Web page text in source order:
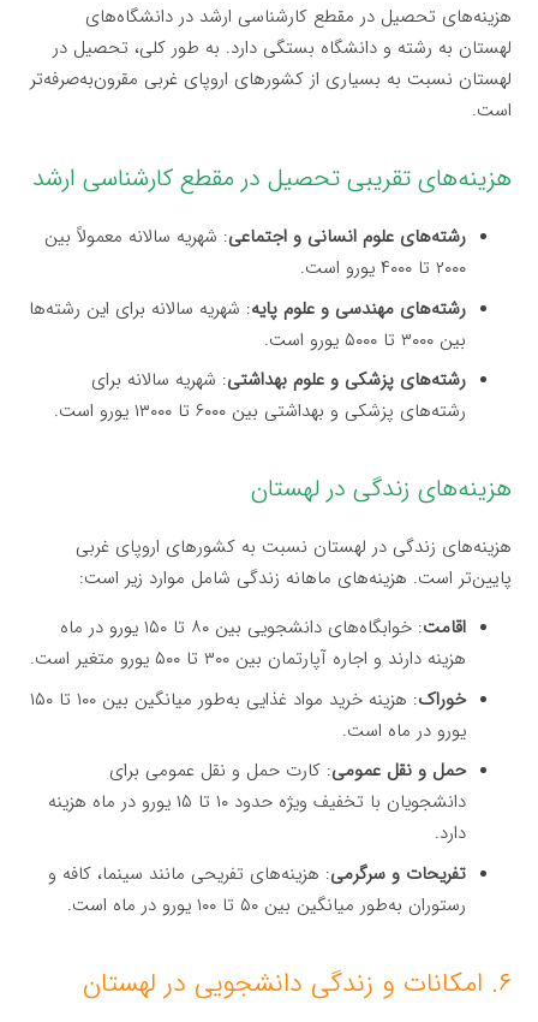
هزینه‌های تحصیل در مقطع کارشناسی ارشد در دانشگاه‌های
لهستان به رشته و دانشگاه بستگی دارد. به طور کلی، تحصیل در
لهستان نسبت به بسیاری از کشورهای اروپای غربی مقرون‌به‌صرفه‌تر
است.
هزینه‌های تقریبی تحصیل در مقطع کارشناسی ارشد
رشته‌های علوم انسانی و اجتماعی: شهریه سالانه معمولاً بین
۲۰۰۰ تا ۴۰۰۰ یورو است.
رشته‌های مهندسی و علوم پایه: شهریه سالانه برای این رشته‌ها
بین ۳۰۰۰ تا ۵۰۰۰ یورو است.
رشته‌های پزشکی و علوم بهداشتی: شهریه سالانه برای
رشته‌های پزشکی و بهداشتی بین ۶۰۰۰ تا ۱۳۰۰۰ یورو است.
هزینه‌های زندگی در لهستان
هزینه‌های زندگی در لهستان نسبت به کشورهای اروپای غربی
پایین‌تر است. هزینه‌های ماهانه زندگی شامل موارد زیر است:
اقامت
: خوابگاه‌های دانشجویی بین ۸۰ تا ۱۵۰ یورو در ماه
هزینه دارند و اجاره آپارتمان بین ۳۰۰ تا ۵۰۰ یورو متغیر است.
خوراک
: هزینه خرید مواد غذایی به‌طور میانگین بین ۱۰۰ تا ۱۵۰
یورو در ماه است.
حمل و نقل عمومی: کارت حمل و نقل عمومی برای
دانشجویان با تخفیف ویژه حدود ۱۰ تا ۱۵ یورو در ماه هزینه
دارد.
تفریحات و سرگرمی: هزینه‌های تفریحی مانند سینما، کافه و
رستوران به‌طور میانگین بین ۵۰ تا ۱۰۰ یورو در ماه است.
۶. امکانات و زندگی دانشجویی در لهستان